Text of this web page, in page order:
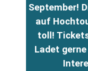
September!
auf
toll!
Ladet